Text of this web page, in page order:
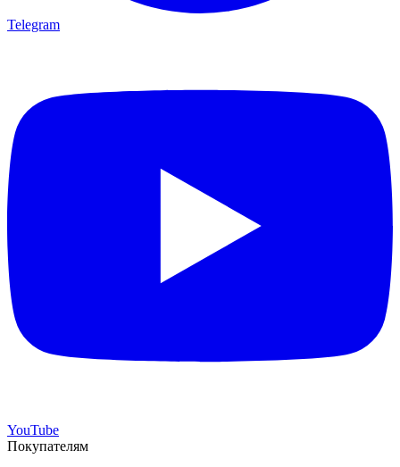
Telegram
YouTube
Покупателям